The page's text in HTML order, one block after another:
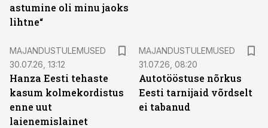
astumine oli minu jaoks
lihtne“
MAJANDUSTULEMUSED
30.07.26, 13:12
Hanza Eesti tehaste
kasum kolmekordistus
enne uut
laienemislainet
MAJANDUSTULEMUSED
31.07.26, 08:20
Autotööstuse nõrkus
Eesti tarnijaid võrdselt
ei tabanud